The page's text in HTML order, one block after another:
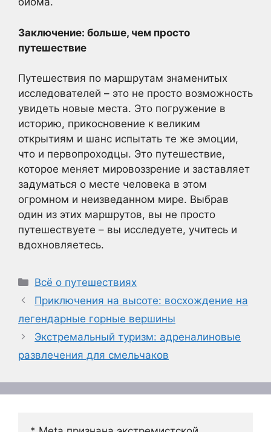
Заключение: больше, чем просто
путешествие
Путешествия по маршрутам знаменитых
исследователей – это не просто возможность
увидеть новые места. Это погружение в
историю, прикосновение к великим
открытиям и шанс испытать те же эмоции,
что и первопроходцы. Это путешествие,
которое меняет мировоззрение и заставляет
задуматься о месте человека в этом
огромном и неизведанном мире. Выбрав
один из этих маршрутов, вы не просто
путешествуете – вы исследуете, учитесь и
вдохновляетесь.
Рубрики
Всё о путешествиях
Приключения на высоте: восхождение на
легендарные горные вершины
Экстремальный туризм: адреналиновые
развлечения для смельчаков